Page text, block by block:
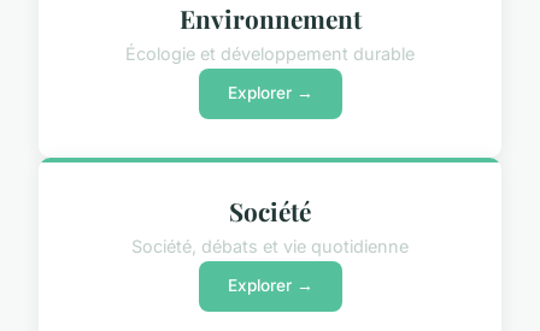
Environnement
Écologie et développement durable
Explorer →
Société
Société, débats et vie quotidienne
Explorer →